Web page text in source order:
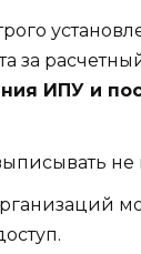
ИПУ и
не